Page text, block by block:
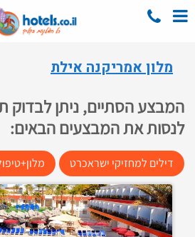
מלון אמריקנה אילת
המבצע הסתיים, ניתן לבדוק
לנסות את המבצעים הבאים:
דילים למחזיקי ישראכרט